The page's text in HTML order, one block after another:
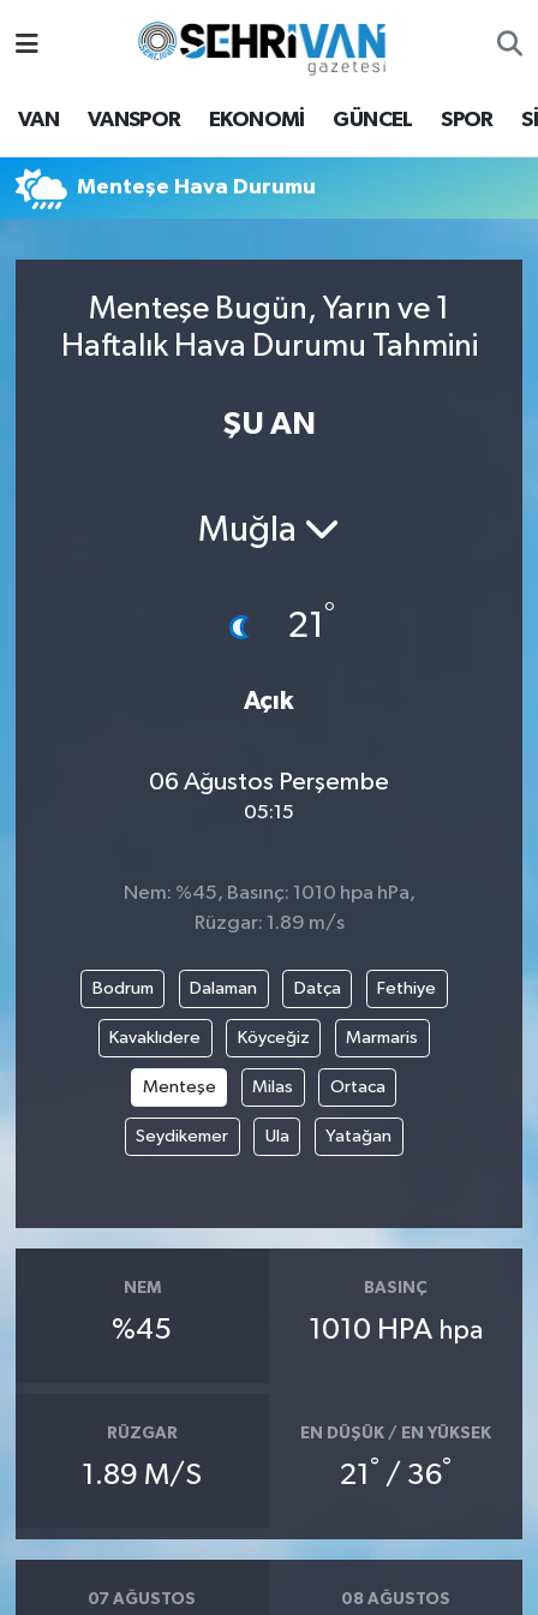
VAN VANSPOR EKONOMİ GÜNCEL SPOR
Menteşe Hava Durumu
Menteşe Bugün, Yarın ve 1
Haftalık Hava Durumu Tahmini
ŞU AN
Muğla
21 °
Açık
06 Ağustos Perşembe
05:15
Nem: %45, Basınç: 1010 hpa hPa,
Rüzgar: 1.89 m/s
Bodrum Dalaman Datça Fethiye
Kavaklıdere Köyceğiz Marmaris
Menteşe Milas Ortaca
Seydikemer Ula Yatağan
NEM
%45
BASINÇ
1010 HPA hpa
RÜZGAR
1.89 M/S
EN DÜŞÜK / EN YÜKSEK
21 ° / 36°
07 AĞUSTOS 08 AĞUSTOS
Van Hava Durumu
Süper Lig Puan Durumu ve Fikstür